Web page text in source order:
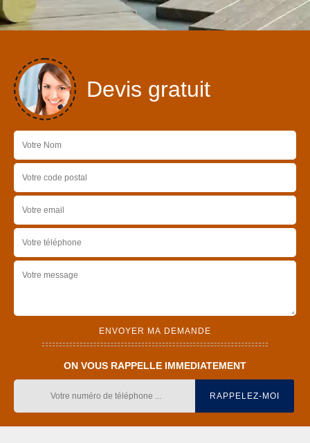
Devis gratuit
ON VOUS RAPPELLE IMMEDIATEMENT